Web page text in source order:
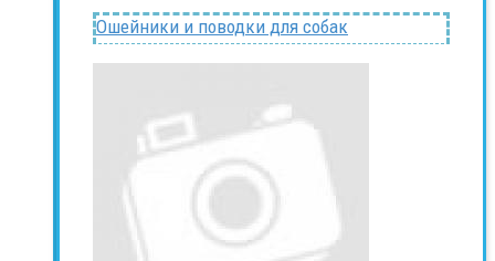
Ошейники и поводки для собак